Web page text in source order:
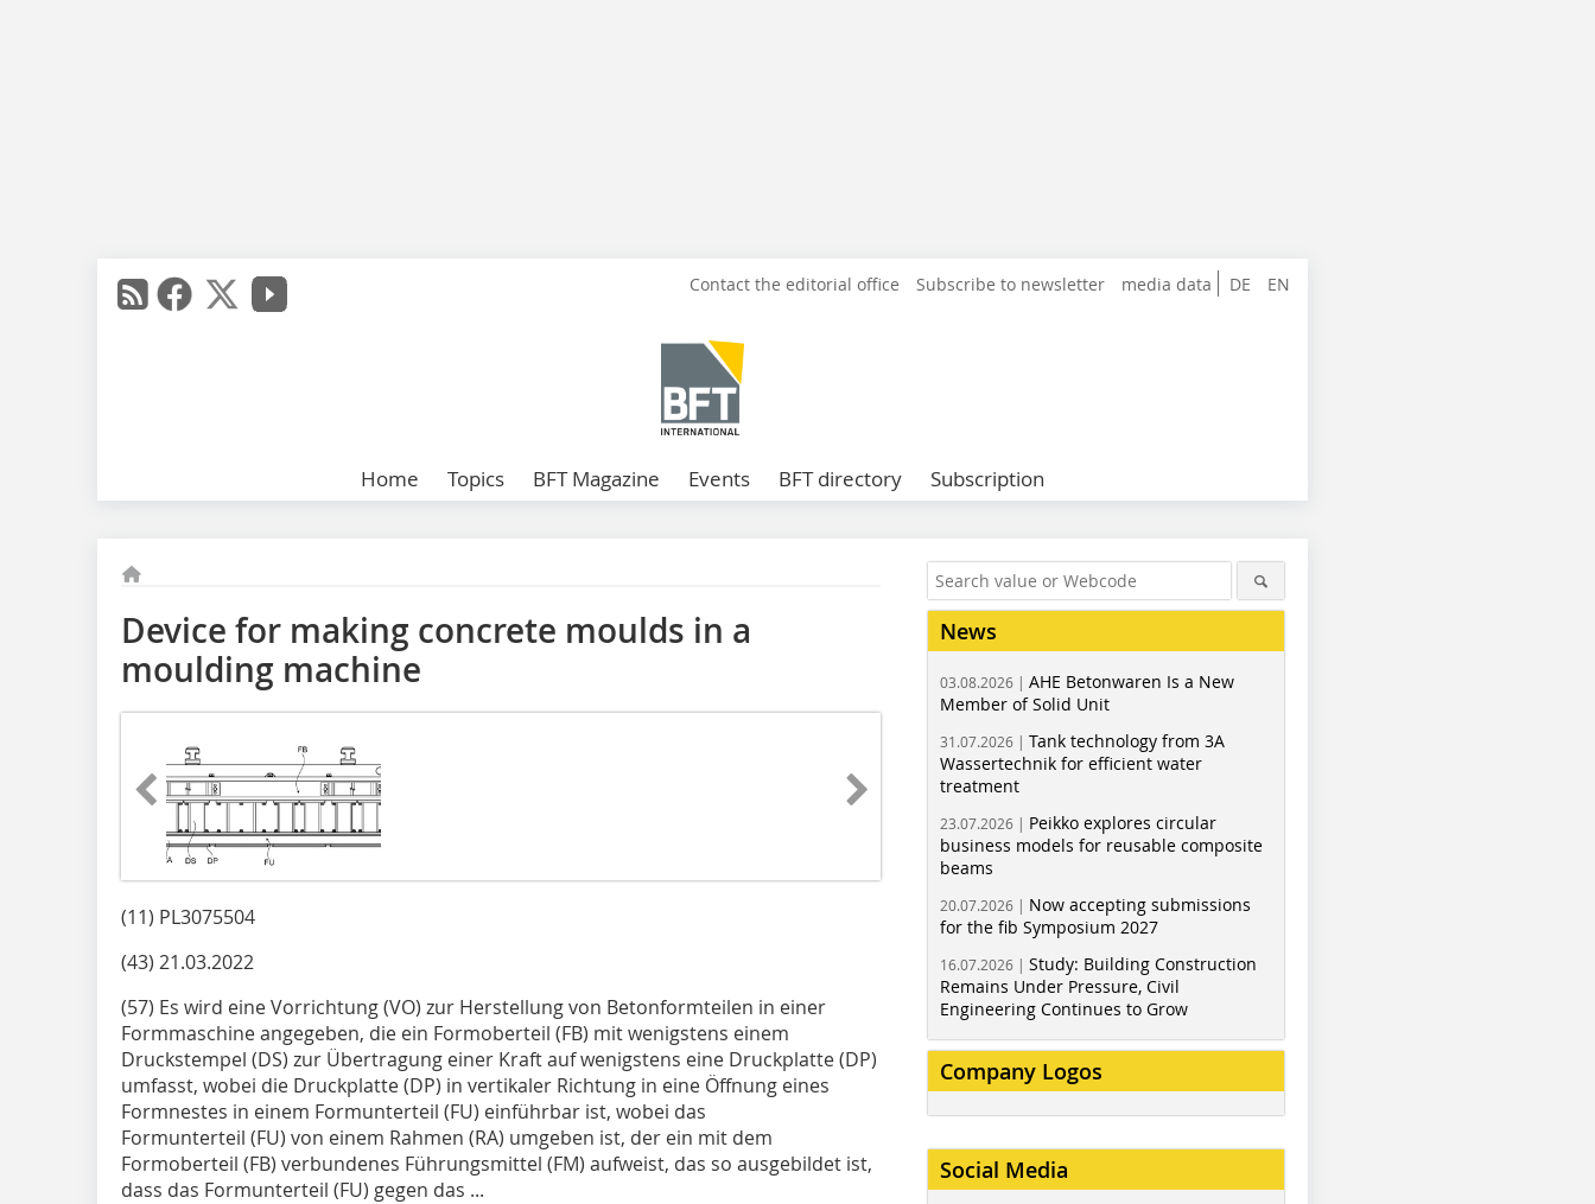
DE EN
Contact the editorial office Subscribe to newsletter media data
Home Topics BFT Magazine Events BFT directory Subscription
Device for making concrete moulds in a
moulding machine
(11) PL3075504
(43) 21.03.2022
(57) Es wird eine Vorrichtung (VO) zur Herstellung von Betonformteilen in einer
Formmaschine angegeben, die ein Formoberteil (FB) mit wenigstens einem
Druckstempel (DS) zur Übertragung einer Kraft auf wenigstens eine Druckplatte (DP)
umfasst, wobei die Druckplatte (DP) in vertikaler Richtung in eine Öffnung eines
Formnestes in einem Formunterteil (FU) einführbar ist, wobei das
Formunterteil (FU) von einem Rahmen (RA) umgeben ist, der ein mit dem
Formoberteil (FB) verbundenes Führungsmittel (FM) aufweist, das so ausgebildet ist,
dass das Formunterteil (FU) gegen das ...
News
03.08.2026 | AHE Betonwaren Is a New
Member of Solid Unit
31.07.2026 | Tank technology from 3A
Wassertechnik for efficient water
treatment
23.07.2026 | Peikko explores circular
business models for reusable composite
beams
20.07.2026 | Now accepting submissions
for the fib Symposium 2027
16.07.2026 | Study: Building Construction
Remains Under Pressure, Civil
Engineering Continues to Grow
Company Logos
Social Media